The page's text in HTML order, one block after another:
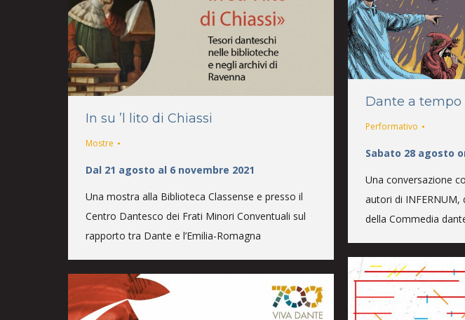
Dante a tempo
Performativo
Sabato 28 agosto
Una conversazione
autori di INFERNUM,
della Commedia
In su ’l lito di Chiassi
Mostre
Dal 21 agosto al 6 novembre 2021
Una mostra alla Biblioteca Classense e presso il
Centro Dantesco dei Frati Minori Conventuali sul
rapporto tra Dante e l’Emilia-Romagna